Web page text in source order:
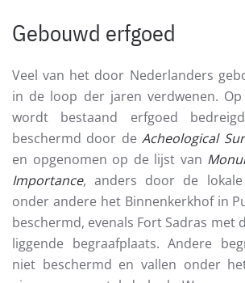
Gebouwd erfgoed
Veel van het door Nederlanders
in de loop der jaren verdwenen.
wordt bestaand erfgoed
beschermd door deAcheological
en opgenomen op de lijst van
Importance, anders door de
onder andere het Binnenkerkhof in
beschermd, evenals Fort Sadras met
liggende begraafplaats. Andere
niet beschermd en vallen onder